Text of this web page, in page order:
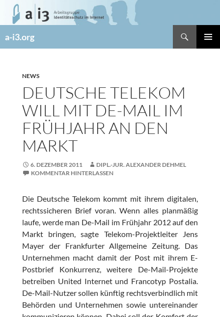
Zum
Inhalt
a-i3.org
NEWS
DEUTSCHE TELEKOM
WILL MIT DE-MAIL IM
FRÜHJAHR AN DEN
MARKT
6. DEZEMBER 2011
DIPL.-JUR. ALEXANDER DEHMEL
KOMMENTAR HINTERLASSEN
Die Deutsche Telekom kommt mit ihrem digitalen,
rechtssicheren Brief voran. Wenn alles planmäßig
laufe, werde man De-Mail im Frühjahr 2012 auf den
Markt bringen, sagte Telekom-Projektleiter Jens
Mayer der Frankfurter Allgemeine Zeitung. Das
Unternehmen macht damit der Post mit ihrem E-
Postbrief Konkurrenz, weitere De-Mail-Projekte
betreiben United Internet und Francotyp Postalia.
De-Mail-Nutzer sollen künftig rechtsverbindlich mit
Behörden und Unternehmen sowie untereinander